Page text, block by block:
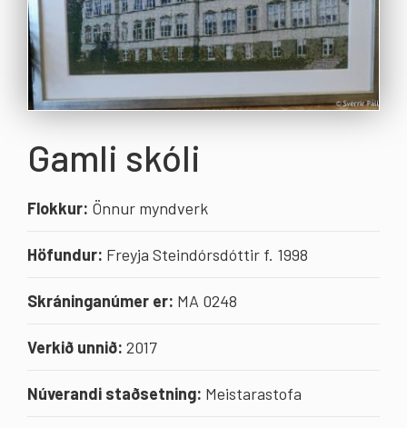
Gamli skóli
Flokkur: Önnur myndverk
Höfundur: Freyja Steindórsdóttir f. 1998
Skráninganúmer er: MA 0248
Verkið unnið: 2017
Núverandi staðsetning: Meistarastofa